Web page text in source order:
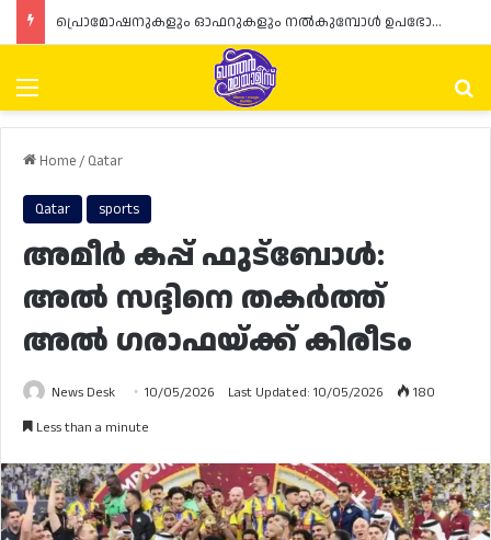
പ്രൊമോഷനുകളും ഓഫറുകളും നൽകുമ്പോൾ ഉപഭോക്താക്കളുടെ അവകാശങ്ങൾ ഉറപ്പാക്കണമെന്ന് ഖത്തർ വാണിജ്യ വ്യവസായ മന്ത്രാലയത്തിന്റെ (MoCI) നിർദ്ദേശം
Menu
Home/ Qatar
Qatar sports
അമീർ കപ്പ് ഫുട്ബോൾ:
അൽ സദ്ദിനെ തകർത്ത്
അൽ ഗരാഫയ്ക്ക് കിരീടം
News Desk 10/05/2026 Last Updated: 10/05/2026
180
Less than a minute